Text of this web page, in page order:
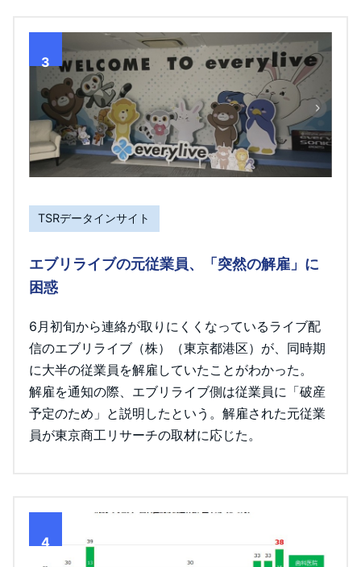
3
TSRデータインサイト
エブリライブの元従業員、「突然の解雇」に
困惑
6月初旬から連絡が取りにくくなっているライブ配
信のエブリライブ（株）（東京都港区）が、同時期
に大半の従業員を解雇していたことがわかった。
解雇を通知の際、エブリライブ側は従業員に「破産
予定のため」と説明したという。解雇された元従業
員が東京商工リサーチの取材に応じた。
4